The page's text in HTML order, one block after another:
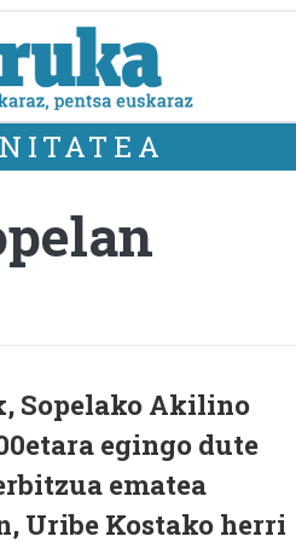
Sopelako Akilino
egingo dute
ematea
Uribe Kostako herri